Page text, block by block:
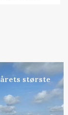
største